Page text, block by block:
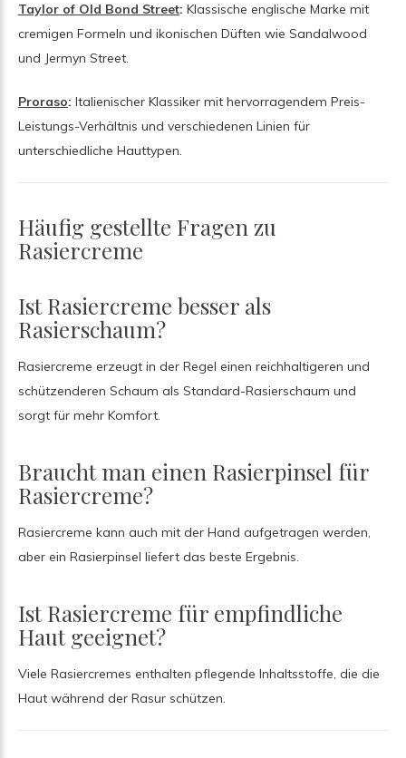
Taylor of Old Bond Street: Klassische englische Marke mit
cremigen Formeln und ikonischen Düften wie Sandalwood
und Jermyn Street.
Proraso: Italienischer Klassiker mit hervorragendem Preis-
Leistungs-Verhältnis und verschiedenen Linien für
unterschiedliche Hauttypen.
Häufig gestellte Fragen zu
Rasiercreme
Ist Rasiercreme besser als
Rasierschaum?
Rasiercreme erzeugt in der Regel einen reichhaltigeren und
schützenderen Schaum als Standard-Rasierschaum und
sorgt für mehr Komfort.
Braucht man einen Rasierpinsel für
Rasiercreme?
Rasiercreme kann auch mit der Hand aufgetragen werden,
aber ein Rasierpinsel liefert das beste Ergebnis.
Ist Rasiercreme für empfindliche
Haut geeignet?
Viele Rasiercremes enthalten pflegende Inhaltsstoffe, die die
Haut während der Rasur schützen.